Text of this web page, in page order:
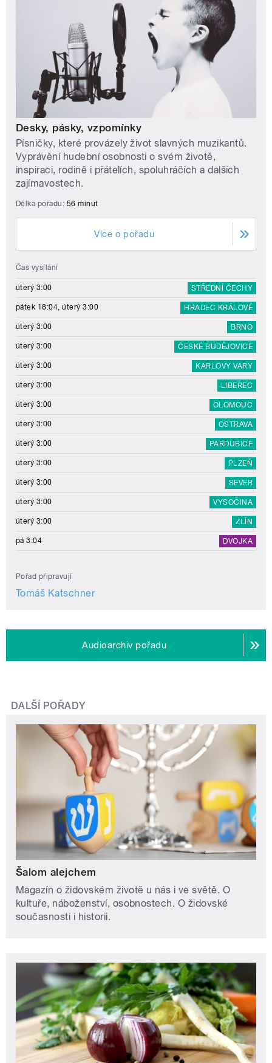
Desky, pásky, vzpomínky
Písničky, které provázely život slavných muzikantů.
Vyprávění hudební osobnosti o svém životě,
inspiraci, rodině i přátelích, spoluhráčích a dalších
zajímavostech.
Délka pořadu: 56 minut
Více o pořadu
Čas vysílání
úterý 3:00 STŘEDNÍ ČECHY
pátek 18:04, úterý 3:00 HRADEC KRÁLOVÉ
úterý 3:00 BRNO
úterý 3:00 ČESKÉ BUDĚJOVICE
úterý 3:00 KARLOVY VARY
úterý 3:00 LIBEREC
úterý 3:00 OLOMOUC
úterý 3:00 OSTRAVA
úterý 3:00 PARDUBICE
úterý 3:00 PLZEŇ
úterý 3:00 SEVER
úterý 3:00 VYSOČINA
úterý 3:00 ZLÍN
pá 3:04 DVOJKA
Pořad připravují
Tomáš Katschner
Audioarchiv pořadu
DALŠÍ POŘADY
Šalom alejchem
Magazín o židovském životě u nás i ve světě. O
kultuře, náboženství, osobnostech. O židovské
současnosti i historii.